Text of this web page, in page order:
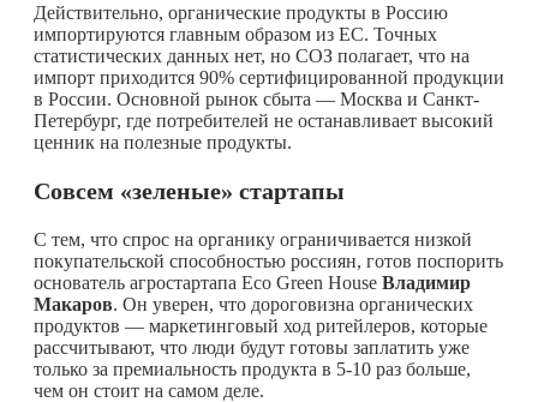
Действительно, органические продукты в Россию
импортируются главным образом из ЕС. Точных
статистических данных нет, но СОЗ полагает, что на
импорт приходится 90% сертифицированной продукции
в России. Основной рынок сбыта — Москва и Санкт-
Петербург, где потребителей не останавливает высокий
ценник на полезные продукты.
Совсем «зеленые» стартапы
С тем, что спрос на органику ограничивается низкой
покупательской способностью россиян, готов поспорить
основатель агростартапа Eco Green House Владимир
Макаров. Он уверен, что дороговизна органических
продуктов — маркетинговый ход ритейлеров, которые
рассчитывают, что люди будут готовы заплатить уже
только за премиальность продукта в 5-10 раз больше,
чем он стоит на самом деле.